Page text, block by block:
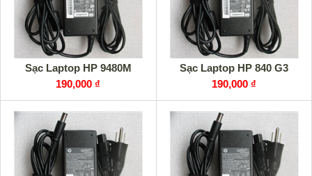
Sạc Laptop HP 9480M
190,000 ₫
Sạc Laptop HP 840 G3
190,000 ₫